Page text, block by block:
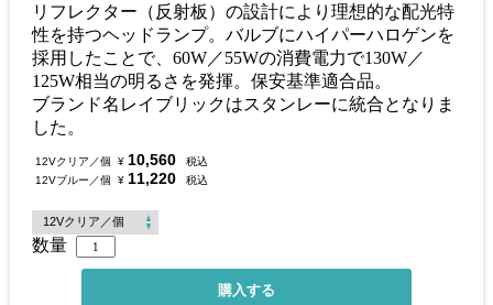
リフレクター（反射板）の設計により理想的な配光特
性を持つヘッドランプ。バルブにハイパーハロゲンを
採用したことで、60W／55Wの消費電力で130W／
125W相当の明るさを発揮。保安基準適合品。
ブランド名レイブリックはスタンレーに統合となりま
した。
12Vクリア／個 ¥ 10,560
税込
12Vブルー／個
¥ 11,220 税込
数量